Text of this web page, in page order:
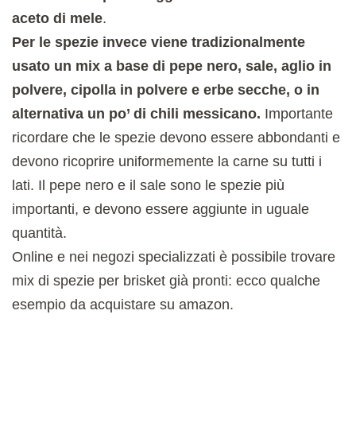
aceto di mele.
Per le spezie invece viene tradizionalmente
usato un mix a base di pepe nero, sale, aglio in
polvere, cipolla in polvere e erbe secche, o in
alternativa un po’ di chili messicano. Importante
ricordare che le spezie devono essere abbondanti e
devono ricoprire uniformemente la carne su tutti i
lati. Il pepe nero e il sale sono le spezie più
importanti, e devono essere aggiunte in uguale
quantità.
Online e nei negozi specializzati è possibile trovare
mix di spezie per brisket già pronti: ecco qualche
esempio da acquistare su amazon.